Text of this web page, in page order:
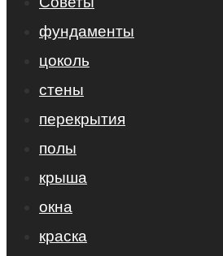
фундаменты
цоколь
стены
перекрытия
полы
крыша
окна
краска